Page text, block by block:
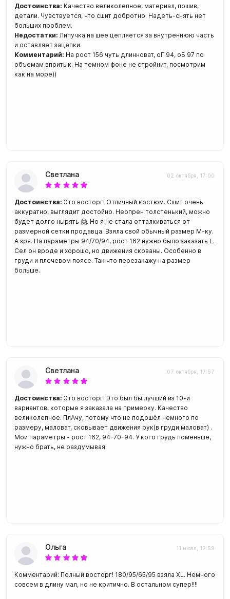
Достоинства: Качество великолепное, материал, пошив,
детали. Чувствуется, что сшит добротно. Надеть-снять нет
больших проблем.
Недостатки: Липучка на шее цепляется за внутреннюю часть
и оставляет зацепки.
Комментарий: На рост 156 чуть длинноват, оГ 94, оБ 97 по
объемам впритык. На темном фоне не стройнит, посмотрим
как на море))
Светлана 02 октября, 17:00
Достоинства: Это восторг! Отличный костюм. Сшит очень
аккуратно, выглядит достойно. Неопрен толстенький, можно
будет долго нырять 🤗. Но я не стала отталкиваться от
размерной сетки продавца. Взяла свой обычный размер М-ку.
А зря. На параметры 94/70/94, рост 162 нужно было заказать L.
Сел он вроде и хорошо, но движения скованы. Особенно в
груди и плечевом поясе. Так что перезакажу на размер
больше.
Светлана 07 октября, 17:57
Достоинства: Это восторг! Это был бы лучший из 10-и
вариантов, которые я заказала на примерку. Качество
великолепное. ПлАчу, потому что не подошёл немного по
размеру, маловат, сковывает движения рук(в груди маловат) .
Мои параметры - рост 162, 94-70-94. У кого грудь поменьше,
нужно брать, не раздумывая
Ольга 11 июля, 12:59
Комментарий: Полный восторг! 180/95/65/95 взяла XL. Немного
совсем в длину мал, но не критично. В остальном супер!!!!